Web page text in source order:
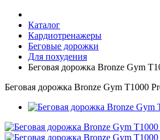
Каталог
Кардиотренажеры
Беговые дорожки
Для похудения
Беговая дорожка Bronze Gym
Беговая дорожка Bronze Gym T1000